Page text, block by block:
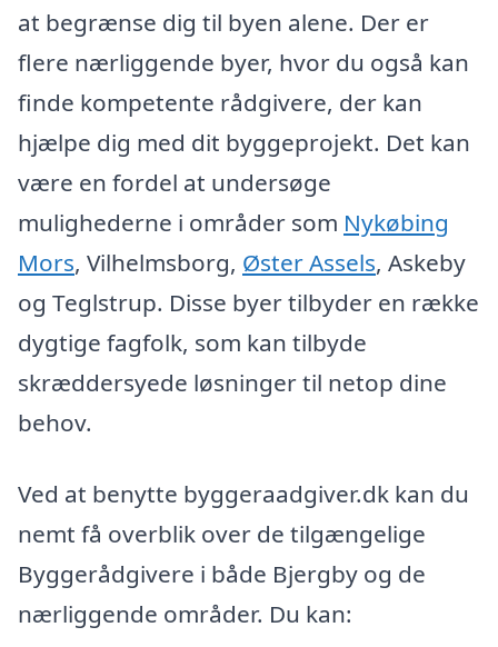
at begrænse dig til byen alene. Der er
flere nærliggende byer, hvor du også kan
finde kompetente rådgivere, der kan
hjælpe dig med dit byggeprojekt. Det kan
være en fordel at undersøge
mulighederne i områder som Nykøbing
Mors, Vilhelmsborg, Øster Assels, Askeby
og Teglstrup. Disse byer tilbyder en række
dygtige fagfolk, som kan tilbyde
skræddersyede løsninger til netop dine
behov.
Ved at benytte byggeraadgiver.dk kan du
nemt få overblik over de tilgængelige
Byggerådgivere i både Bjergby og de
nærliggende områder. Du kan: